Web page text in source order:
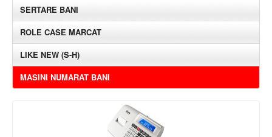
SERTARE BANI
ROLE CASE MARCAT
LIKE NEW (S-H)
MASINI NUMARAT BANI